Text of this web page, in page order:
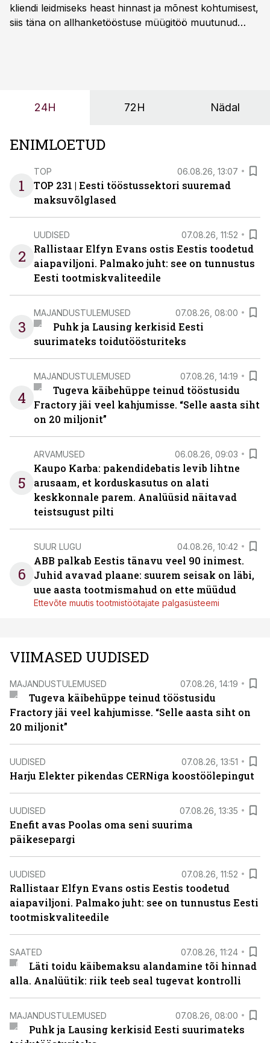
kliendi leidmiseks heast hinnast ja mõnest kohtumisest,
siis täna on allhanketööstuse müügitöö muutunud
24H 72H Nädal
ENIMLOETUD
1
TOP 06.08.26, 13:07
TOP 231 | Eesti tööstussektori suuremad
maksuvõlglased
2
UUDISED 07.08.26, 11:52
Rallistaar Elfyn Evans ostis Eestis toodetud
aiapaviljoni. Palmako juht: see on tunnustus
Eesti tootmiskvaliteedile
3
MAJANDUSTULEMUSED 07.08.26, 08:00
Puhk ja Lausing kerkisid Eesti
suurimateks toidutöösturiteks
4
MAJANDUSTULEMUSED 07.08.26, 14:19
Tugeva käibehüppe teinud tööstusidu
Fractory jäi veel kahjumisse. “Selle aasta siht
on 20 miljonit”
5
ARVAMUSED 06.08.26, 09:03
Kaupo Karba: pakendidebatis levib lihtne
arusaam, et korduskasutus on alati
keskkonnale parem. Analüüsid näitavad
teistsugust pilti
6
SUUR LUGU 04.08.26, 10:42
ABB palkab Eestis tänavu veel 90 inimest.
Juhid avavad plaane: suurem seisak on läbi,
uue aasta tootmismahud on ette müüdud
Ettevõte muutis tootmistöötajate palgasüsteemi
VIIMASED UUDISED
MAJANDUSTULEMUSED 07.08.26, 14:19
Tugeva käibehüppe teinud tööstusidu
Fractory jäi veel kahjumisse. “Selle aasta siht on
20 miljonit”
UUDISED 07.08.26, 13:51
Harju Elekter pikendas CERNiga koostöölepingut
UUDISED 07.08.26, 13:35
Enefit avas Poolas oma seni suurima
päikesepargi
UUDISED 07.08.26, 11:52
Rallistaar Elfyn Evans ostis Eestis toodetud
aiapaviljoni. Palmako juht: see on tunnustus Eesti
tootmiskvaliteedile
SAATED 07.08.26, 11:24
Läti toidu käibemaksu alandamine tõi hinnad
alla. Analüütik: riik teeb seal tugevat kontrolli
MAJANDUSTULEMUSED 07.08.26, 08:00
Puhk ja Lausing kerkisid Eesti suurimateks